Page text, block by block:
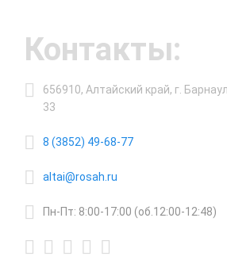
Контакты:
656910, Алтайский край, г.
33
8 (3852) 49-68-77
altai@rosah.ru
Пн-Пт: 8:00-17:00 (об.12:00-12:48)